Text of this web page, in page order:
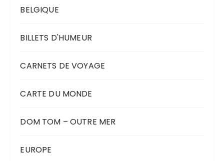
BELGIQUE
BILLETS D'HUMEUR
CARNETS DE VOYAGE
CARTE DU MONDE
DOM TOM – OUTRE MER
EUROPE